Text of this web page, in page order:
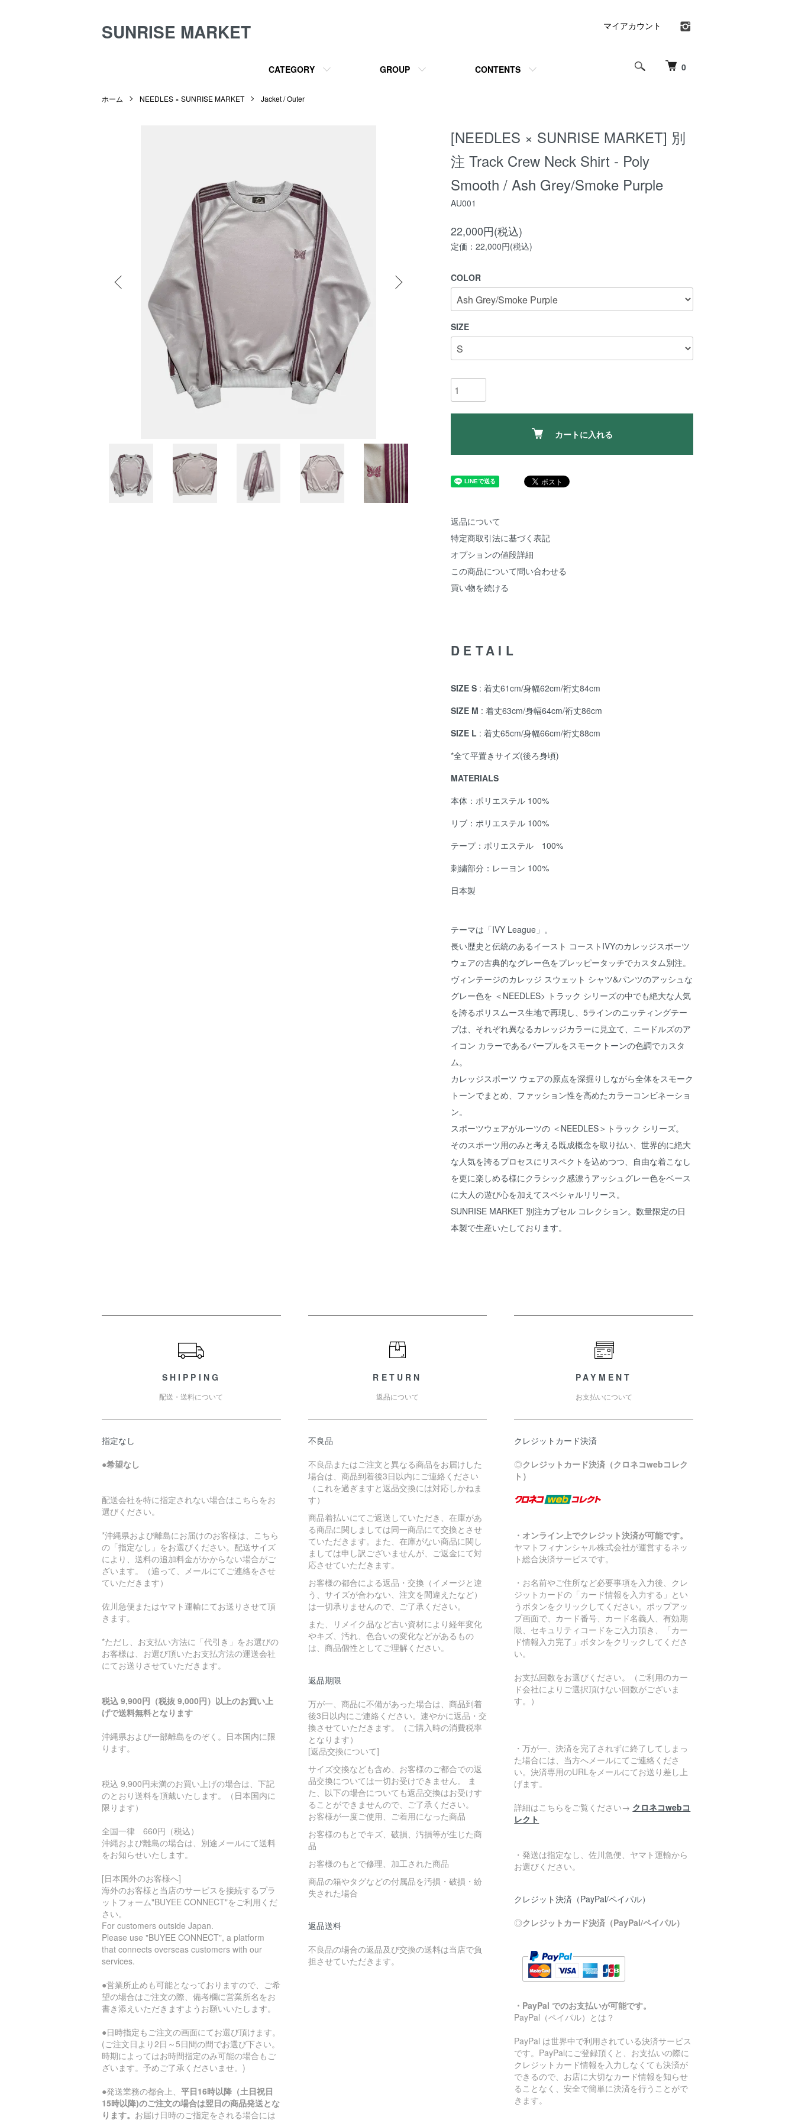
SUNRISE MARKET
0
CATEGORY GROUP CONTENTS
マイアカウント
ホーム NEEDLES × SUNRISE MARKET Jacket / Outer
[NEEDLES × SUNRISE MARKET] 別
注 Track Crew Neck Shirt - Poly
Smooth / Ash Grey/Smoke Purple
AU001
22,000円(税込)
定価：22,000円(税込)
COLOR
SIZE
カートに入れる
返品について
特定商取引法に基づく表記
オプションの値段詳細
この商品について問い合わせる
買い物を続ける
DETAIL
SIZE S : 着丈61cm/身幅62cm/裄丈84cm
SIZE M : 着丈63cm/身幅64cm/裄丈86cm
SIZE L : 着丈65cm/身幅66cm/裄丈88cm
*全て平置きサイズ(後ろ身頃)
MATERIALS
本体：ポリエステル 100%
リブ：ポリエステル 100%
テープ：ポリエステル 100%
刺繍部分：レーヨン 100%
日本製
テーマは「IVY League」。
長い歴史と伝統のあるイースト コーストIVYのカレッジスポーツ
ウェアの古典的なグレー色をプレッピータッチでカスタム別注。
ヴィンテージのカレッジ スウェット シャツ&パンツのアッシュな
グレー色を ＜NEEDLES> トラック シリーズの中でも絶大な人気
を誇るポリスムース生地で再現し、5ラインのニッティングテー
プは、それぞれ異なるカレッジカラーに見立て、ニードルズのア
イコン カラーであるパープルをスモークトーンの色調でカスタ
ム。
カレッジスポーツ ウェアの原点を深掘りしながら全体をスモーク
トーンでまとめ、ファッション性を高めたカラーコンビネーショ
ン。
スポーツウェアがルーツの ＜NEEDLES＞トラック シリーズ。
そのスポーツ用のみと考える既成概念を取り払い、世界的に絶大
な人気を誇るプロセスにリスペクトを込めつつ、自由な着こなし
を更に楽しめる様にクラシック感漂うアッシュグレー色をベース
に大人の遊び心を加えてスペシャルリリース。
SUNRISE MARKET 別注カプセル コレクション。数量限定の日
本製で生産いたしております。
SHIPPING
配送・送料について
指定なし
●希望なし
配送会社を特に指定されない場合はこちらをお
選びください。
*沖縄県および離島にお届けのお客様は、こちら
の「指定なし」をお選びください。配送サイズ
により、送料の追加料金がかからない場合がご
ざいます。（追って、メールにてご連絡をさせ
ていただきます）
佐川急便またはヤマト運輸にてお送りさせて頂
きます。
*ただし、お支払い方法に「代引き」をお選びの
お客様は、お選び頂いたお支払方法の運送会社
にてお送りさせていただきます。
税込 9,900円（税抜 9,000円）以上のお買い上
げで送料無料となります
沖縄県および一部離島をのぞく。日本国内に限
ります。
税込 9,900円未満のお買い上げの場合は、下記
のとおり送料を頂戴いたします。（日本国内に
限ります）
全国一律 660円（税込）
沖縄および離島の場合は、別途メールにて送料
をお知らせいたします。
[日本国外のお客様へ]
海外のお客様と当店のサービスを接続するプラ
ットフォーム"BUYEE CONNECT"をご利用くだ
さい。
For customers outside Japan.
Please use "BUYEE CONNECT", a platform
that connects overseas customers with our
services.
●営業所止めも可能となっておりますので、ご希
望の場合はご注文の際、備考欄に営業所名をお
書き添えいただきますようお願いいたします。
●日時指定もご注文の画面にてお選び頂けます。
(ご注文日より2日～5日間の間でお選び下さい。
時期によってはお時間指定のみ可能の場合もご
ざいます。予めご了承くださいませ。)
●発送業務の都合上、 平日16時以降（土日祝日
15時以降)のご注文の場合は翌日の商品発送とな
ります。 お届け日時のご指定をされる場合には
RETURN
返品について
不良品
不良品またはご注文と異なる商品をお届けした
場合は、商品到着後3日以内にご連絡ください
（これを過ぎますと返品交換には対応しかねま
す）
商品着払いにてご返送していただき、在庫があ
る商品に関しましては同一商品にて交換とさせ
ていただきます。また、在庫がない商品に関し
ましては申し訳ございませんが、ご返金にて対
応させていただきます。
お客様の都合による返品・交換（イメージと違
う、サイズが合わない、注文を間違えたなど）
は一切承りませんので、ご了承ください。
また、リメイク品など古い資材により経年変化
やキズ、汚れ、色合いの変化などがあるもの
は、商品個性としてご理解ください。
返品期限
万が一、商品に不備があった場合は、商品到着
後3日以内にご連絡ください。速やかに返品・交
換させていただきます。（ご購入時の消費税率
となります）
[返品交換について]
サイズ交換なども含め、お客様のご都合での返
品交換については一切お受けできません。 ま
た、以下の場合についても返品交換はお受けす
ることができませんので、ご了承ください。
お客様が一度ご使用、ご着用になった商品
お客様のもとでキズ、破損、汚損等が生じた商
品
お客様のもとで修理、加工された商品
商品の箱やタグなどの付属品を汚損・破損・紛
失された場合
返品送料
不良品の場合の返品及び交換の送料は当店で負
担させていただきます。
PAYMENT
お支払いについて
クレジットカード決済
◎クレジットカード決済（クロネコwebコレク
ト）
・オンライン上でクレジット決済が可能です。
ヤマトフィナンシャル株式会社が運営するネッ
ト総合決済サービスです。
・お名前やご住所など必要事項を入力後、クレ
ジットカードの「カード情報を入力する」とい
うボタンをクリックしてください。ポップアッ
プ画面で、カード番号、カード名義人、有効期
限、セキュリティコードをご入力頂き、「カー
ド情報入力完了」ボタンをクリックしてくださ
い。
お支払回数をお選びください。（ご利用のカー
ド会社によりご選択頂けない回数がございま
す。）
・万が一、決済を完了されずに終了してしまっ
た場合には、当方へメールにてご連絡くださ
い。決済専用のURLをメールにてお送り差し上
げます。
詳細はこちらをご覧ください→ クロネコwebコ
レクト
・発送は指定なし、佐川急便、ヤマト運輸から
お選びください。
クレジット決済（PayPal/ペイパル）
◎クレジットカード決済（PayPal/ペイパル）
・PayPal でのお支払いが可能です。
PayPal（ペイパル）とは？
PayPal は世界中で利用されている決済サービス
です。PayPalにご登録頂くと、お支払いの際に
クレジットカード情報を入力しなくても決済が
できるので、お店に大切なカード情報を知らせ
ることなく、安全で簡単に決済を行うことがで
きます。